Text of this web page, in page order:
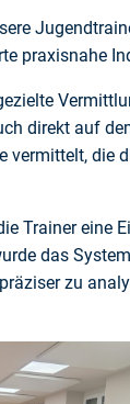
praxisnahe
direkt auf
vermittelt, die
Trainer eine
das
zu